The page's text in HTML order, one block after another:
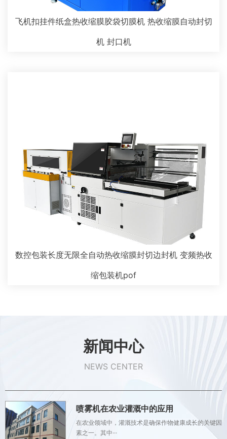
飞机扣挂件纸盒热收缩膜胶袋切膜机 热收缩膜自动封切
机 封口机
数控包装长度无限全自动热收缩膜封切边封机 变频热收
缩包装机pof
新闻中心
NEWS CENTER
喷雾机在农业灌溉中的应用
在农业领域中，灌溉技术是确保作物健康成长的关键因
素之一。其中···